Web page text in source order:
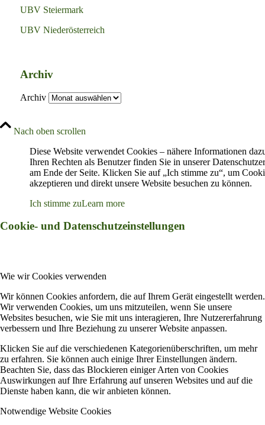
UBV Steiermark
UBV Niederösterreich
Archiv
Archiv
Nach oben scrollen
Diese Website verwendet Cookies – nähere Informationen
Ihren Rechten als Benutzer finden Sie in unserer
am Ende der Seite. Klicken Sie auf „Ich stimme zu“, um
akzeptieren und direkt unsere Website besuchen zu können.
Ich stimme zuLearn more
Cookie- und Datenschutzeinstellungen
Wie wir Cookies verwenden
Wir können Cookies anfordern, die auf Ihrem Gerät eingestellt werden.
Wir verwenden Cookies, um uns mitzuteilen, wenn Sie unsere
Websites besuchen, wie Sie mit uns interagieren, Ihre Nutzererfahrung
verbessern und Ihre Beziehung zu unserer Website anpassen.
Klicken Sie auf die verschiedenen Kategorienüberschriften, um mehr
zu erfahren. Sie können auch einige Ihrer Einstellungen ändern.
Beachten Sie, dass das Blockieren einiger Arten von Cookies
Auswirkungen auf Ihre Erfahrung auf unseren Websites und auf die
Dienste haben kann, die wir anbieten können.
Notwendige Website Cookies